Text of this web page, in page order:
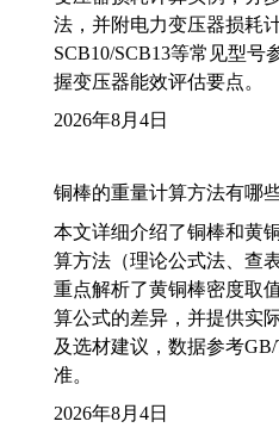
法，并附电力变压器损耗
SCB10/SCB13等常见型号
握变压器能效评估要点。
2026年8月4日
铜棒的重量计算方法有哪
本文详细介绍了铜棒和黄
算方法（理论公式法、查
重点解析了黄铜棒密度取
算公式的差异，并提供实
及选材建议，数据参考
准。
2026年8月4日